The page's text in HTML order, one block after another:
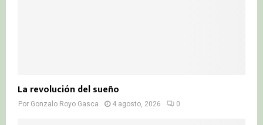
La revolución del sueño
Por Gonzalo Royo Gasca 4 agosto, 2026 0